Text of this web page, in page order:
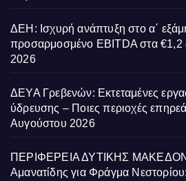
ΔΕΗ: Ισχυρή ανάπτυξη στο α΄
προσαρμοσμένο EBITDA στα €1,2
2026
ΔΕΥΑ Γρεβενών: Εκτεταμένες
ύδρευσης – Ποιες περιοχές
Αυγούστου 2026
ΠΕΡΙΦΕΡΕΙΑ ΔΥΤΙΚΗΣ
Αμανατίδης για Φράγμα